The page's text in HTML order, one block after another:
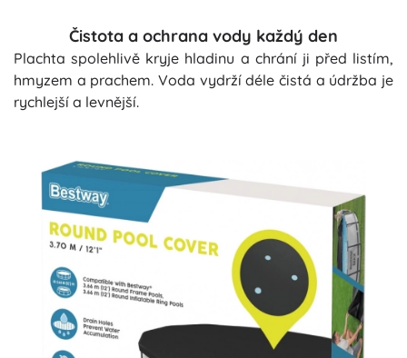
Čistota a ochrana vody každý den
Plachta spolehlivě kryje hladinu a chrání ji před listím,
hmyzem a prachem. Voda vydrží déle čistá a údržba je
rychlejší a levnější.